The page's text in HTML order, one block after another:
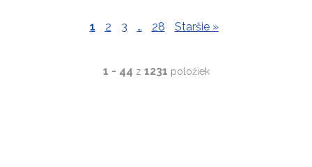
1 2 3 … 28 Staršie »
1 - 44 z 1231 položiek